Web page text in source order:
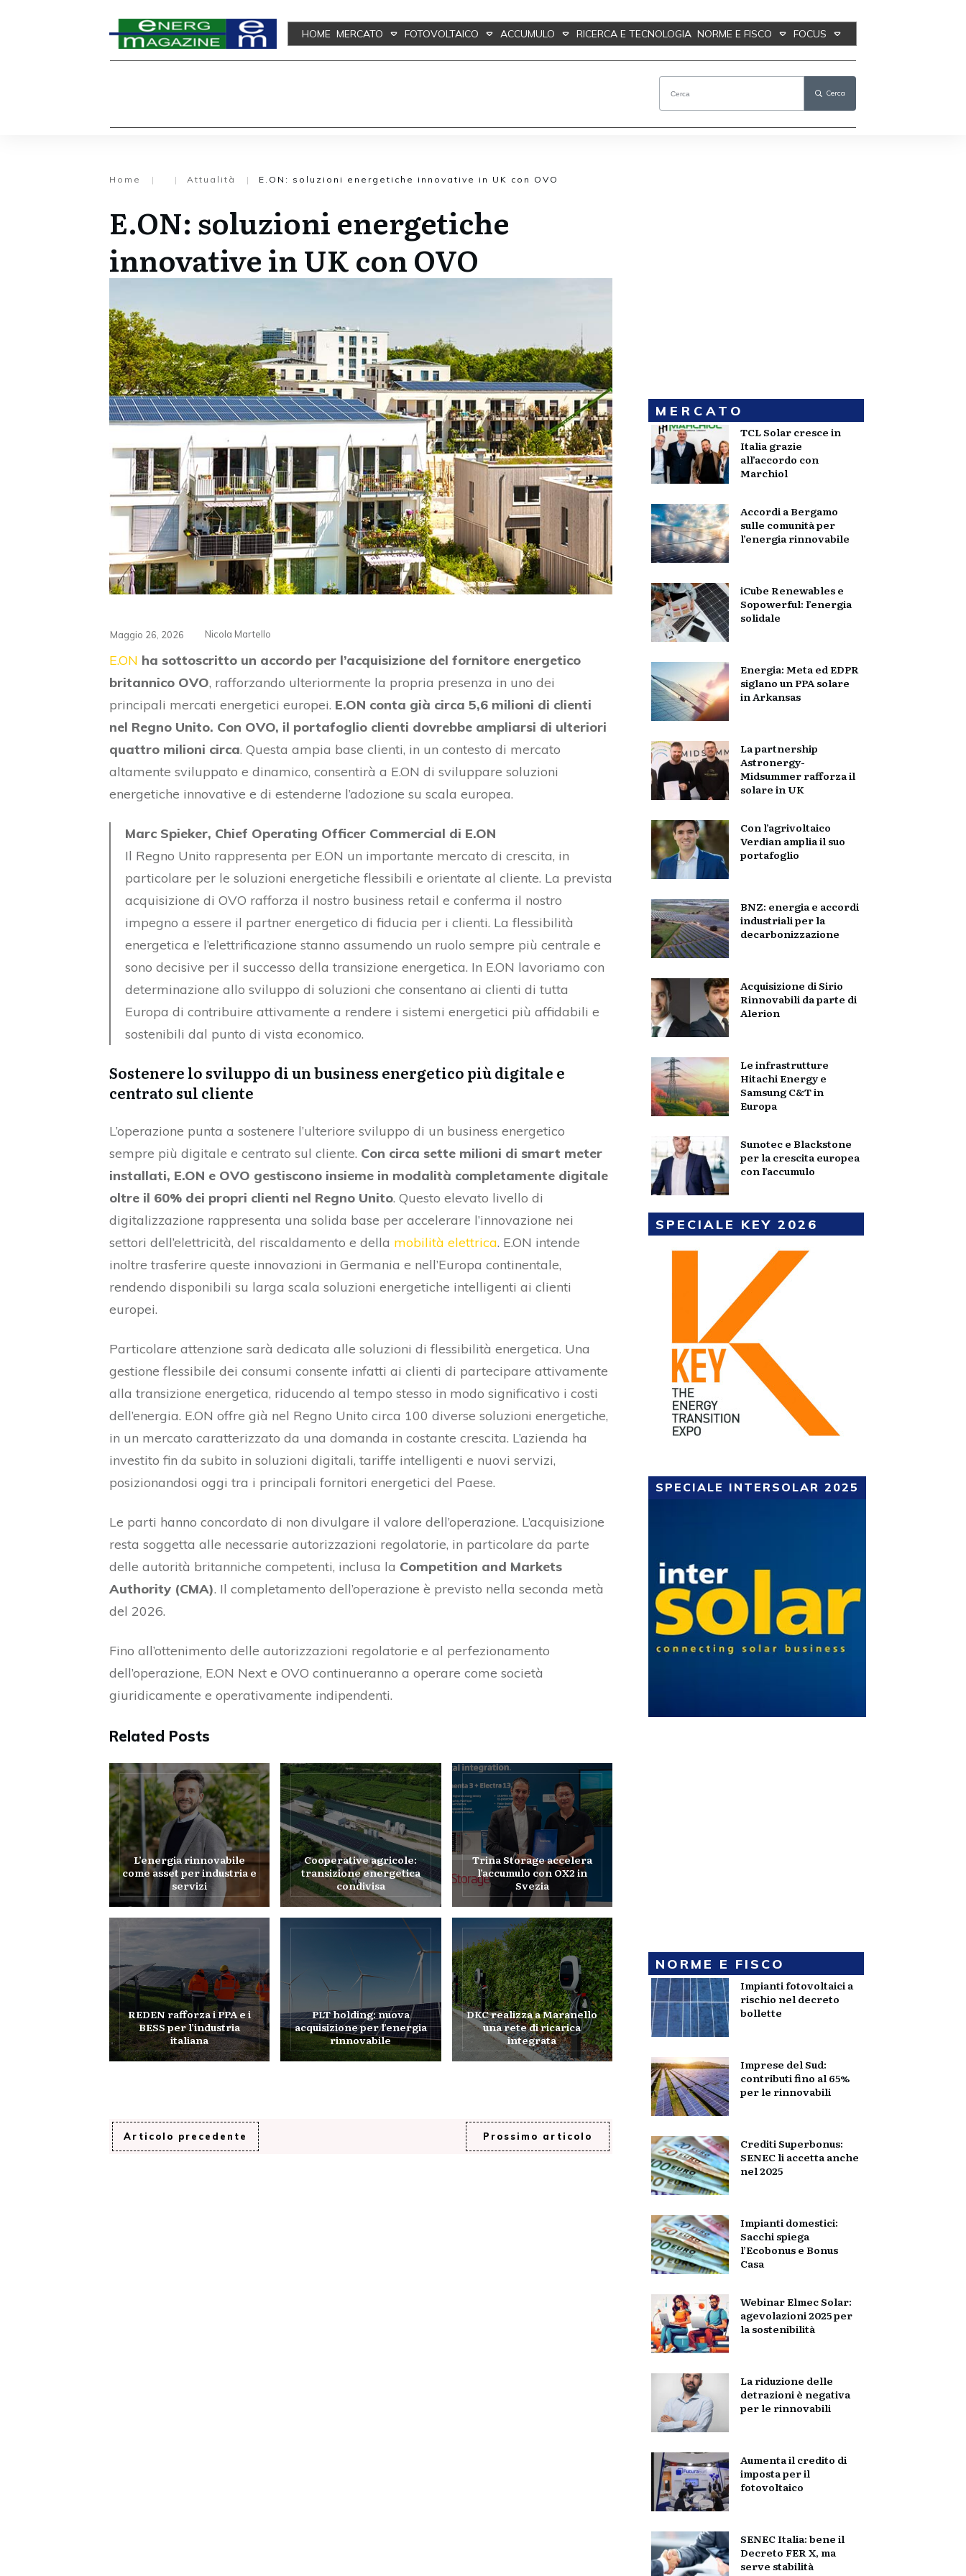
HOME MERCATO FOTOVOLTAICO ACCUMULO RICERCA E TECNOLOGIA NORME E FISCO FOCUS
Cerca
Home | | Attualità | E.ON: soluzioni energetiche innovative in UK con OVO
E.ON: soluzioni energetiche
innovative in UK con OVO
Maggio 26, 2026 Nicola Martello
E.ON ha sottoscritto un accordo per l’acquisizione del fornitore energetico
britannico OVO, rafforzando ulteriormente la propria presenza in uno dei
principali mercati energetici europei. E.ON conta già circa 5,6 milioni di clienti
nel Regno Unito. Con OVO, il portafoglio clienti dovrebbe ampliarsi di ulteriori
quattro milioni circa. Questa ampia base clienti, in un contesto di mercato
altamente sviluppato e dinamico, consentirà a E.ON di sviluppare soluzioni
energetiche innovative e di estenderne l’adozione su scala europea.
Marc Spieker, Chief Operating Officer Commercial di E.ON
Il Regno Unito rappresenta per E.ON un importante mercato di crescita, in
particolare per le soluzioni energetiche flessibili e orientate al cliente. La prevista
acquisizione di OVO rafforza il nostro business retail e conferma il nostro
impegno a essere il partner energetico di fiducia per i clienti. La flessibilità
energetica e l’elettrificazione stanno assumendo un ruolo sempre più centrale e
sono decisive per il successo della transizione energetica. In E.ON lavoriamo con
determinazione allo sviluppo di soluzioni che consentano ai clienti di tutta
Europa di contribuire attivamente a rendere i sistemi energetici più affidabili e
sostenibili dal punto di vista economico.
Sostenere lo sviluppo di un business energetico più digitale e
centrato sul cliente
L’operazione punta a sostenere l’ulteriore sviluppo di un business energetico
sempre più digitale e centrato sul cliente. Con circa sette milioni di smart meter
installati, E.ON e OVO gestiscono insieme in modalità completamente digitale
oltre il 60% dei propri clienti nel Regno Unito. Questo elevato livello di
digitalizzazione rappresenta una solida base per accelerare l’innovazione nei
settori dell’elettricità, del riscaldamento e della mobilità elettrica. E.ON intende
inoltre trasferire queste innovazioni in Germania e nell’Europa continentale,
rendendo disponibili su larga scala soluzioni energetiche intelligenti ai clienti
europei.
Particolare attenzione sarà dedicata alle soluzioni di flessibilità energetica. Una
gestione flessibile dei consumi consente infatti ai clienti di partecipare attivamente
alla transizione energetica, riducendo al tempo stesso in modo significativo i costi
dell’energia. E.ON offre già nel Regno Unito circa 100 diverse soluzioni energetiche,
in un mercato caratterizzato da una domanda in costante crescita. L’azienda ha
investito fin da subito in soluzioni digitali, tariffe intelligenti e nuovi servizi,
posizionandosi oggi tra i principali fornitori energetici del Paese.
Le parti hanno concordato di non divulgare il valore dell’operazione. L’acquisizione
resta soggetta alle necessarie autorizzazioni regolatorie, in particolare da parte
delle autorità britanniche competenti, inclusa la Competition and Markets
Authority (CMA). Il completamento dell’operazione è previsto nella seconda metà
del 2026.
Fino all’ottenimento delle autorizzazioni regolatorie e al perfezionamento
dell’operazione, E.ON Next e OVO continueranno a operare come società
giuridicamente e operativamente indipendenti.
Related Posts
L’energia rinnovabile
come asset per industria e
servizi
Cooperative agricole:
transizione energetica
condivisa
Trina Storage accelera
l’accumulo con OX2 in
Svezia
REDEN rafforza i PPA e i
BESS per l’industria
italiana
PLT holding: nuova
acquisizione per l’energia
rinnovabile
DKC realizza a Maranello
una rete di ricarica
integrata
Articolo precedente Prossimo articolo
MERCATO
TCL Solar cresce in
Italia grazie
all’accordo con
Marchiol
Accordi a Bergamo
sulle comunità per
l’energia rinnovabile
iCube Renewables e
Sopowerful: l’energia
solidale
Energia: Meta ed EDPR
siglano un PPA solare
in Arkansas
La partnership
Astronergy-
Midsummer rafforza il
solare in UK
Con l’agrivoltaico
Verdian amplia il suo
portafoglio
BNZ: energia e accordi
industriali per la
decarbonizzazione
Acquisizione di Sirio
Rinnovabili da parte di
Alerion
Le infrastrutture
Hitachi Energy e
Samsung C&T in
Europa
Sunotec e Blackstone
per la crescita europea
con l’accumulo
SPECIALE KEY 2026
SPECIALE INTERSOLAR 2025
NORME E FISCO
Impianti fotovoltaici a
rischio nel decreto
bollette
Imprese del Sud:
contributi fino al 65%
per le rinnovabili
Crediti Superbonus:
SENEC li accetta anche
nel 2025
Impianti domestici:
Sacchi spiega
l’Ecobonus e Bonus
Casa
Webinar Elmec Solar:
agevolazioni 2025 per
la sostenibilità
La riduzione delle
detrazioni è negativa
per le rinnovabili
Aumenta il credito di
imposta per il
fotovoltaico
SENEC Italia: bene il
Decreto FER X, ma
serve stabilità